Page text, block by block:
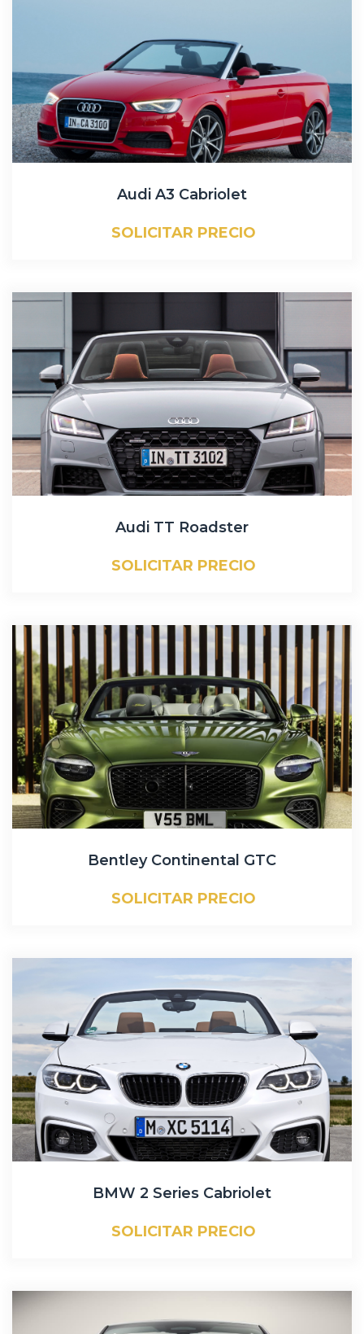
Audi A3 Cabriolet
SOLICITAR PRECIO
Audi TT Roadster
SOLICITAR PRECIO
Bentley Continental GTC
SOLICITAR PRECIO
BMW 2 Series Cabriolet
SOLICITAR PRECIO